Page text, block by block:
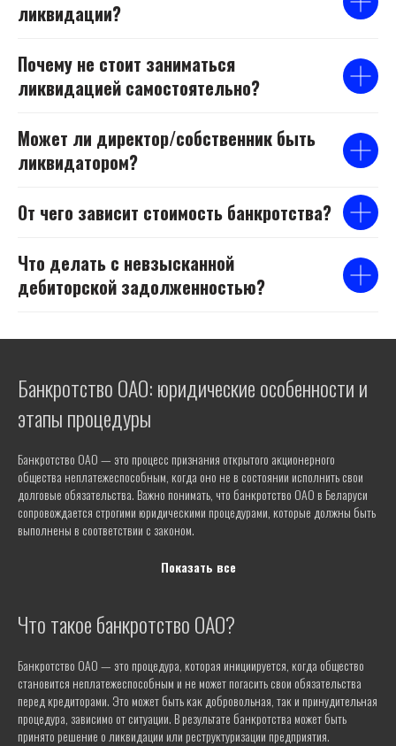
ликвидации?
Почему не стоит заниматься
ликвидацией самостоятельно?
Может ли директор/собственник быть
ликвидатором?
От чего зависит стоимость банкротства?
Что делать с невзысканной
дебиторской задолженностью?
Банкротство ОАО: юридические особенности и
этапы процедуры
Банкротство ОАО — это процесс признания открытого акционерного
общества неплатежеспособным, когда оно не в состоянии исполнить свои
долговые обязательства. Важно понимать, что банкротство ОАО в Беларуси
сопровождается строгими юридическими процедурами, которые должны быть
выполнены в соответствии с законом.
Показать все
Что такое банкротство ОАО?
Банкротство ОАО — это процедура, которая инициируется, когда общество
становится неплатежеспособным и не может погасить свои обязательства
перед кредиторами. Это может быть как добровольная, так и принудительная
процедура, зависимо от ситуации. В результате банкротства может быть
принято решение о ликвидации или реструктуризации предприятия.